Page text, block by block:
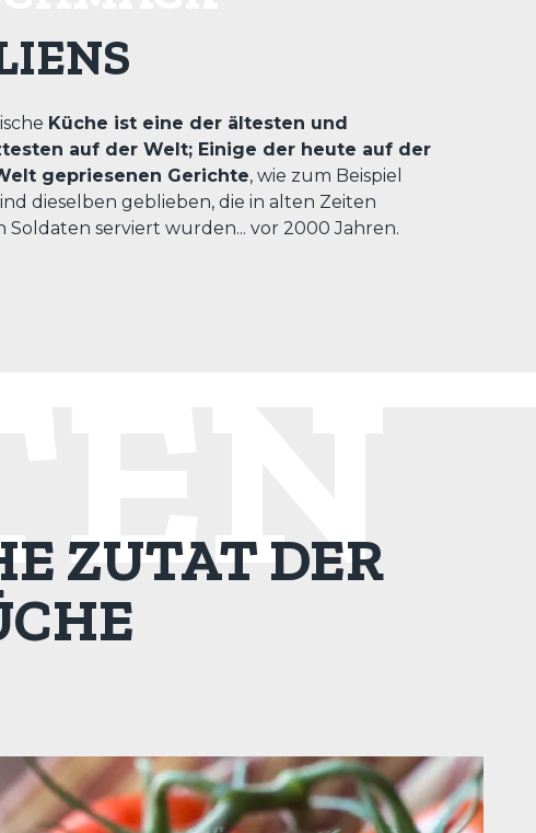
Küche ist eine der ältesten und
auf der Welt; Einige der heute auf der
gepriesenen Gerichte, wie zum Beispiel
dieselben geblieben, die in alten Zeiten
Soldaten serviert wurden... vor 2000 Jahren.
ZUTAT DER